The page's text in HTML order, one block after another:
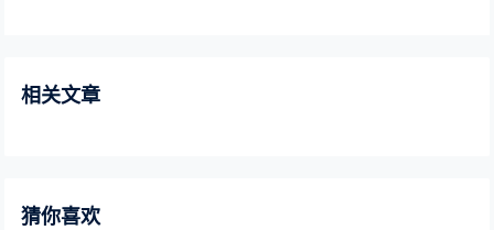
相关文章
猜你喜欢